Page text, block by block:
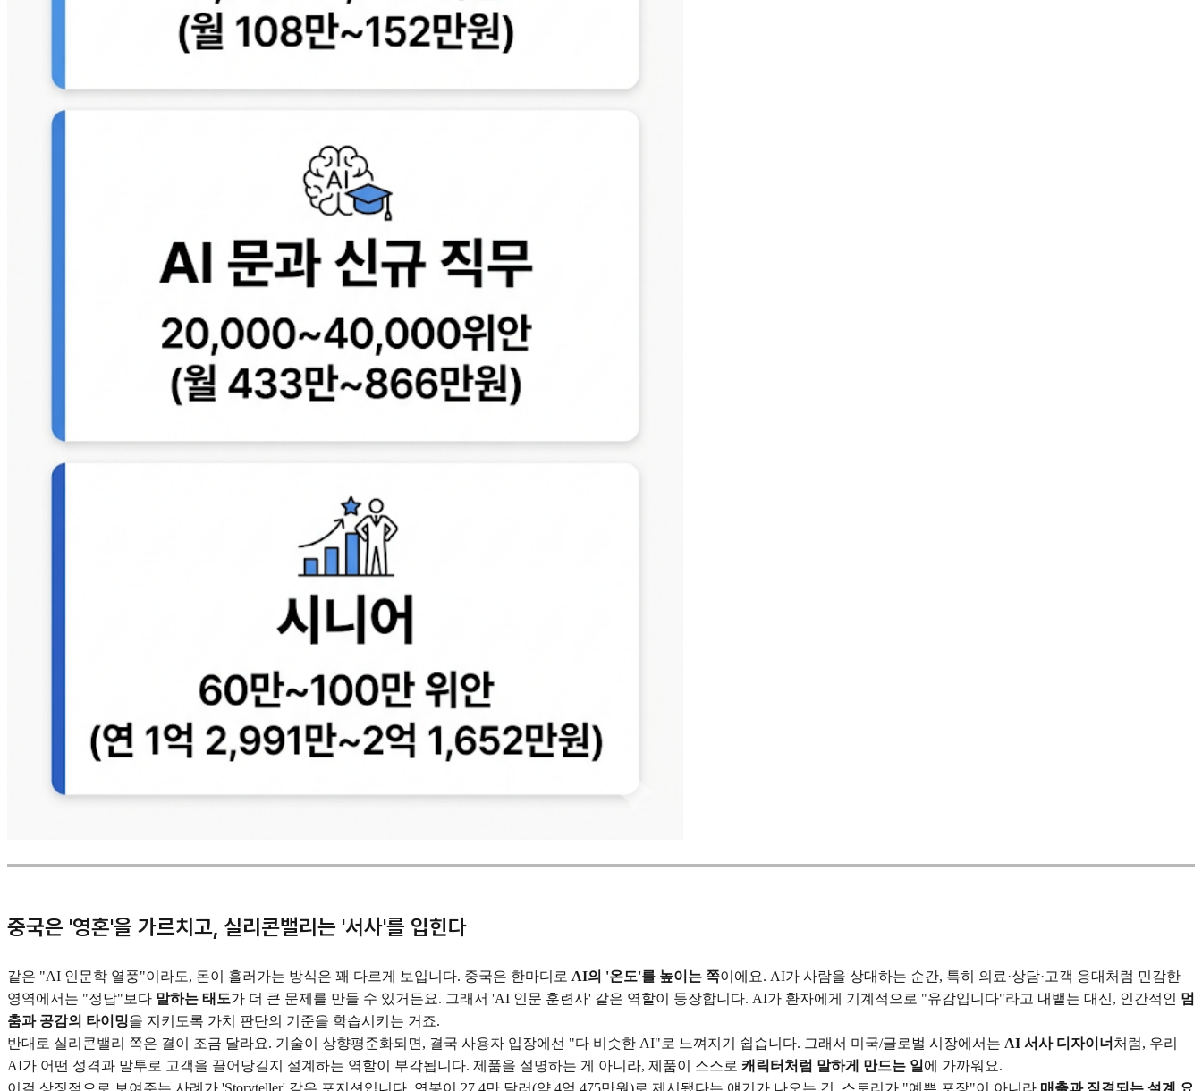
중국은 '영혼'을 가르치고, 실리콘밸리는 '서사'를 입힌다
같은 "AI 인문학 열풍"이라도, 돈이 흘러가는 방식은 꽤 다르게 보입니다. 중국은 한마디로 AI의 '온도'를 높이는 쪽이에요. AI가 사람을 상대하는 순간, 특히 의료·상담·고객 응대처럼 민감한
영역에서는 "정답"보다 말하는 태도가 더 큰 문제를 만들 수 있거든요. 그래서 'AI 인문 훈련사' 같은 역할이 등장합니다. AI가 환자에게 기계적으로 "유감입니다"라고 내뱉는 대신, 인간적인 멈
춤과 공감의 타이밍을 지키도록 가치 판단의 기준을 학습시키는 거죠.
반대로 실리콘밸리 쪽은 결이 조금 달라요. 기술이 상향평준화되면, 결국 사용자 입장에선 "다 비슷한 AI"로 느껴지기 쉽습니다. 그래서 미국/글로벌 시장에서는 AI 서사 디자이너 처럼, 우리
AI가 어떤 성격과 말투로 고객을 끌어당길지 설계하는 역할이 부각됩니다. 제품을 설명하는 게 아니라, 제품이 스스로 캐릭터처럼 말하게 만드는 일에 가까워요.